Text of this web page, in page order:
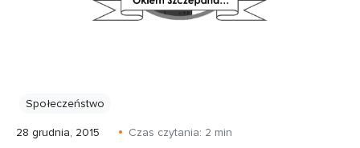
Społeczeństwo
28 grudnia, 2015 Czas czytania: 2 min